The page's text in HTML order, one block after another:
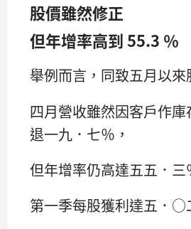
股價雖然修正
但年增率高到 55.3 ％
舉例而言，同致五月以來
四月營收雖然因客戶作
退一九．七％，
但年增率仍高達五五．三
第一季每股獲利達五．○